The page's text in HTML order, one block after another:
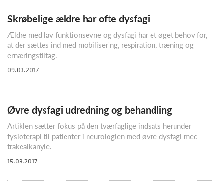
Skrøbelige ældre har ofte dysfagi
Ældre med lav funktionsevne og dysfagi har et øget behov for,
at der sættes ind med mobilisering, respiration, træning og
ernæringstiltag.
09.03.2017
Øvre dysfagi udredning og behandling
Artiklen sætter fokus på den tværfaglige indsats herunder
fysioterapi til patienter i neurologien med øvre dysfagi med
trakealkanyle.
15.03.2017